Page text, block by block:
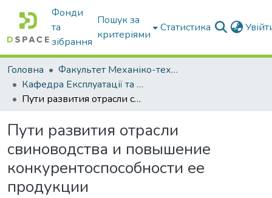
Фонди
та
зібрання
Пошук за
критеріями
Статистика
Головна
Факультет Механіко-технологічний
Кафедра Експлуатації та технічного сервісу машин
Пути развития отрасли свиноводства и повышение конкурентоспособности ее продукции
Пути развития отрасли
свиноводства и повышение
конкурентоспособности ее
продукции